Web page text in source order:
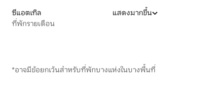
ซีแอตเทิล
ที่พักรายเดือน
แสดงมากขึ้น
*อาจมีข้อยกเว้นสำหรับที่พักบางแห่งในบางพื้นที่